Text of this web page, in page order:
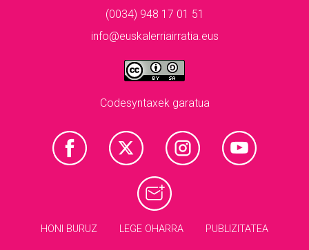
(0034) 948 17 01 51
info@euskalerriairratia.eus
Codesyntaxek garatua
HONI BURUZ LEGE OHARRA PUBLIZITATEA